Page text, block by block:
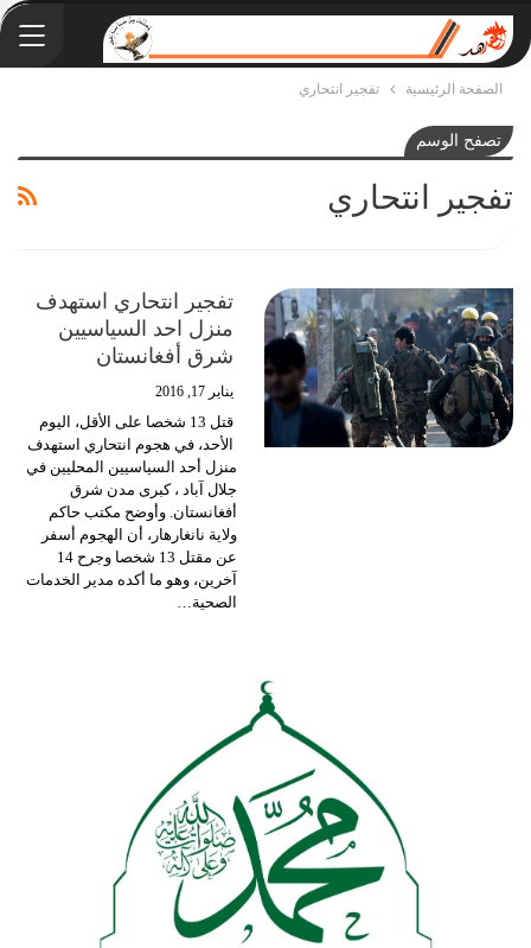
الصفحة الرئيسية تفجير انتحاري
تصفح الوسم
تفجير انتحاري
تفجير انتحاري استهدف
منزل احد السياسيين
شرق أفغانستان
يناير 17, 2016
قتل 13 شخصا على الأقل، اليوم
الأحد، في هجوم انتحاري استهدف
منزل أحد السياسيين المحليين في
جلال آباد ، كبرى مدن شرق
أفغانستان. وأوضح مكتب حاكم
ولاية نانغارهار، أن الهجوم أسفر
عن مقتل 13 شخصا وجرح 14
آخرين، وهو ما أكده مدير الخدمات
الصحية…